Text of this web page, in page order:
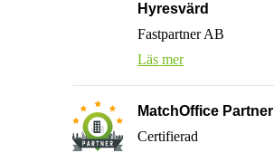
Hyresvärd
Fastpartner AB
Läs mer
MatchOffice Partner
Certifierad